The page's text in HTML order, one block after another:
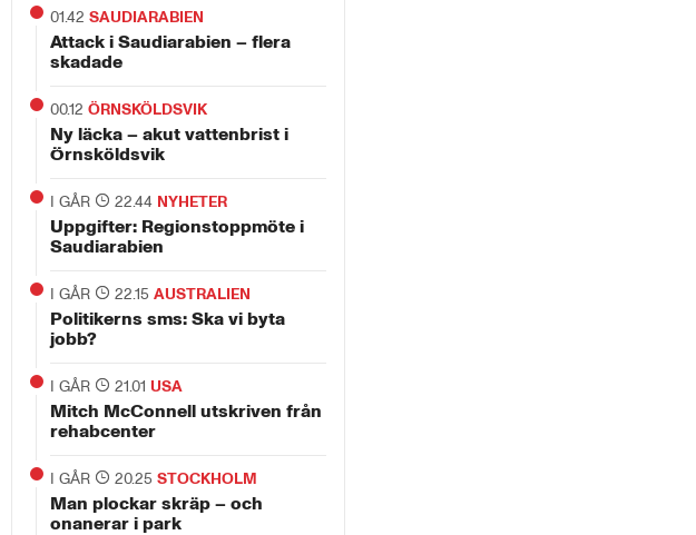
01.42SAUDIARABIEN
Attack i Saudiarabien – flera
skadade
00.12ÖRNSKÖLDSVIK
Ny läcka – akut vattenbrist i
Örnsköldsvik
I GÅR 22.44 NYHETER
Uppgifter: Regionstoppmöte i
Saudiarabien
I GÅR 22.15AUSTRALIEN
Politikerns sms: Ska vi byta
jobb?
I GÅR 21.01USA
Mitch McConnell utskriven från
rehabcenter
I GÅR 20.25STOCKHOLM
Man plockar skräp – och
onanerar i park